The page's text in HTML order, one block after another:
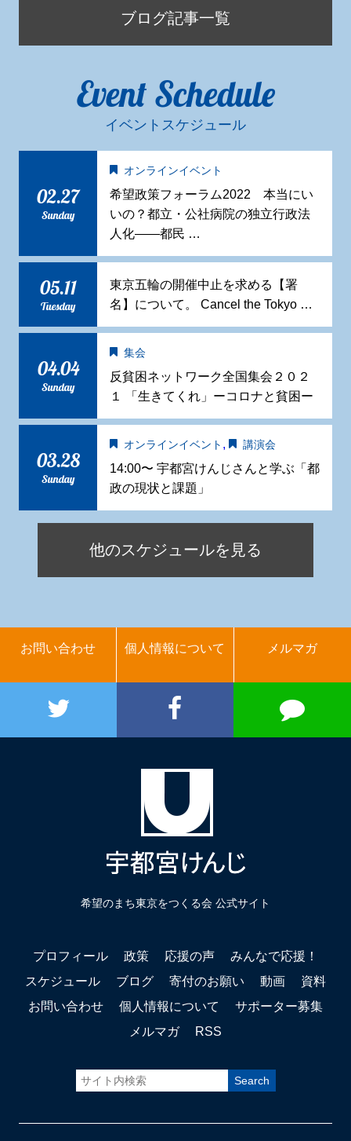
ブログ記事一覧
Event Schedule
イベントスケジュール
02.27
Sunday
オンラインイベント
希望政策フォーラム2022 本当にい
いの？都立・公社病院の独立行政法
人化——都民 …
05.11
Tuesday
東京五輪の開催中止を求める【署
名】について。 Cancel the Tokyo …
04.04
Sunday
集会
反貧困ネットワーク全国集会２０２
１ 「生きてくれ」ーコロナと貧困ー
03.28
Sunday
オンラインイベント , 講演会
14:00〜 宇都宮けんじさんと学ぶ「都
政の現状と課題」
他のスケジュールを見る
お問い合わせ 個人情報について メルマガ
希望のまち東京をつくる会 公式サイト
プロフィール 政策 応援の声
みんなで応援！
スケジュール
ブログ 寄付のお願い 動画
資料
お問い合わせ
個人情報について
サポーター募集
メルマガ
RSS